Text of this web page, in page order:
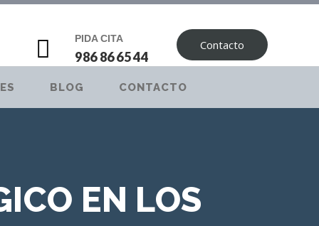
PIDA CITA
986 86 65 44
Contacto
BLOG CONTACTO
EN LOS